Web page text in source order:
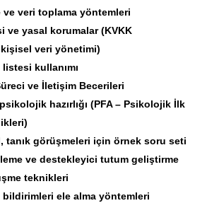
ve veri toplama yöntemleri
ve yasal korumalar (KVKK
veri yönetimi)
kullanımı
ve İletişim Becerileri
hazırlığı (PFA – Psikolojik İlk
tanık görüşmeleri için örnek soru seti
ve destekleyici tutum geliştirme
teknikleri
ele alma yöntemleri